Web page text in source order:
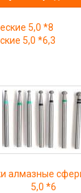
5,0 *8
5,0 *6,3
алмазные
5,0 *6